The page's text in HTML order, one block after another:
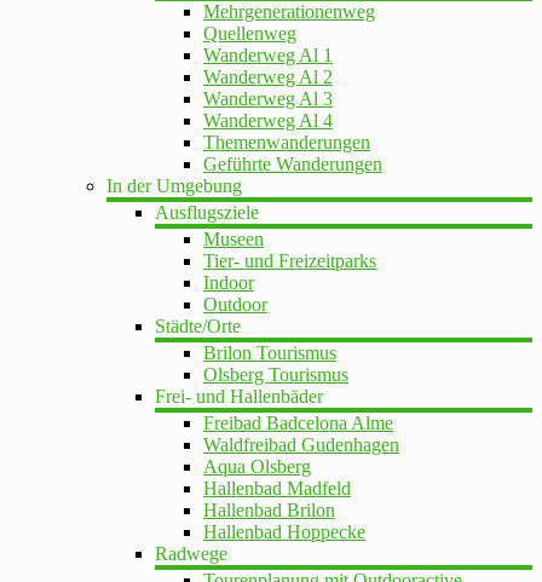
Mehrgenerationenweg
Quellenweg
Wanderweg Al 1
Wanderweg Al 2
Wanderweg Al 3
Wanderweg Al 4
Themenwanderungen
Geführte Wanderungen
In der Umgebung
Ausflugsziele
Museen
Tier- und Freizeitparks
Indoor
Outdoor
Städte/Orte
Brilon Tourismus
Olsberg Tourismus
Frei- und Hallenbäder
Freibad Badcelona Alme
Waldfreibad Gudenhagen
Aqua Olsberg
Hallenbad Madfeld
Hallenbad Brilon
Hallenbad Hoppecke
Radwege